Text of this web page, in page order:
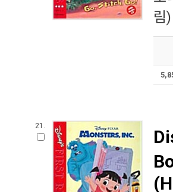
림
21.